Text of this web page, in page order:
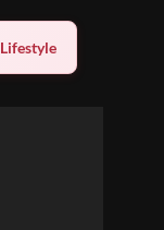
Lifestyle